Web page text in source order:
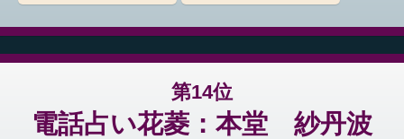
第14位
電話占い花菱：本堂 紗丹波